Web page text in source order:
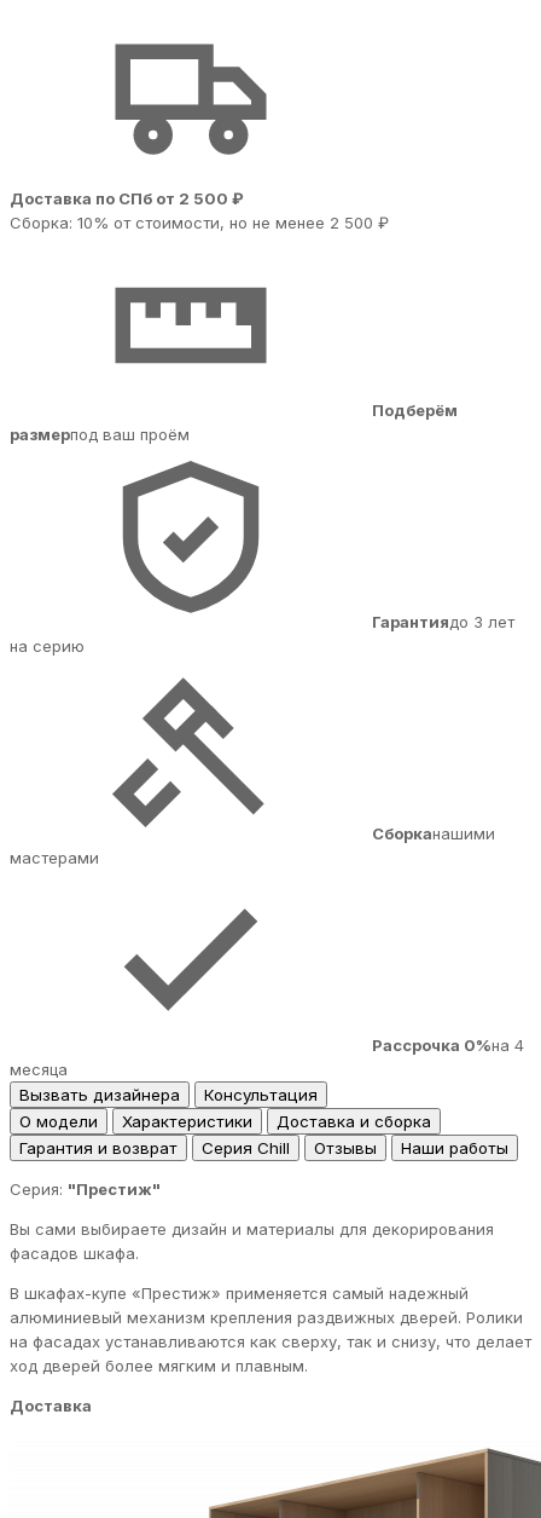
Доставка по СПб от 2 500 ₽
Сборка: 10% от стоимости, но не менее 2 500 ₽
Подберём
размерпод ваш проём
Гарантиядо 3 лет
на серию
Сборканашими
мастерами
Рассрочка 0%на 4
месяца
Вызвать дизайнера
Консультация
О модели
Характеристики
Доставка и сборка
Гарантия и возврат
Серия Chill Отзывы Наши работы
Серия: "Престиж"
Вы сами выбираете дизайн и материалы для декорирования
фасадов шкафа.
В шкафах-купе «Престиж» применяется самый надежный
алюминиевый механизм крепления раздвижных дверей. Ролики
на фасадах устанавливаются как сверху, так и снизу, что делает
ход дверей более мягким и плавным.
Доставка